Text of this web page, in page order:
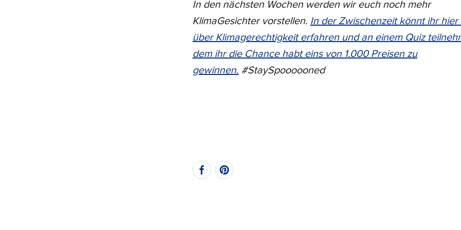
In den nächsten Wochen werden wir euch noch mehr
KlimaGesichter vorstellen. In der Zwischenzeit könnt ihr hier
über Klimagerechtigkeit erfahren und an einem Quiz
dem ihr die Chance habt eins von 1.000 Preisen zu
gewinnen. #StaySpoooooned